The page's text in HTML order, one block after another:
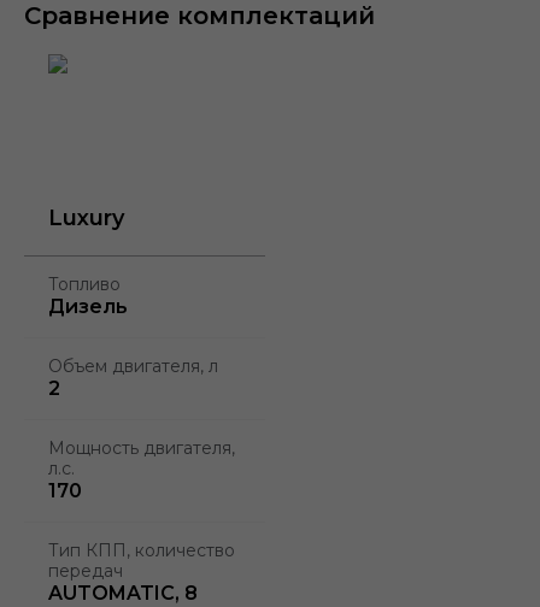
Сравнение комплектаций
Luxury
Топливо
Дизель
Объем двигателя, л
2
Мощность двигателя,
л.с.
170
Тип КПП, количество
передач
AUTOMATIC, 8